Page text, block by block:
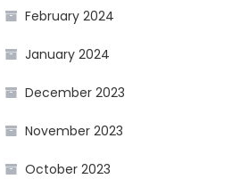
February 2024
January 2024
December 2023
November 2023
October 2023